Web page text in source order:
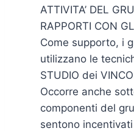
ATTIVITA’ DEL
RAPPORTI CON
Come supporto, i
utilizzano le
STUDIO dei
Occorre anche
componenti del
sentono